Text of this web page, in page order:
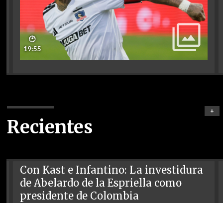
🕑
19:55
Recientes
+
Con Kast e Infantino: La investidura
de Abelardo de la Espriella como
presidente de Colombia